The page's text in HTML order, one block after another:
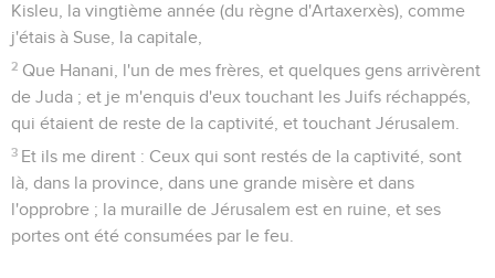
Kisleu, la vingtième année (du règne d'Artaxerxès), comme
j'étais à Suse, la capitale,
2 Que Hanani, l'un de mes frères, et quelques gens arrivèrent
de Juda ; et je m'enquis d'eux touchant les Juifs réchappés,
qui étaient de reste de la captivité, et touchant Jérusalem.
3 Et ils me dirent : Ceux qui sont restés de la captivité, sont
là, dans la province, dans une grande misère et dans
l'opprobre ; la muraille de Jérusalem est en ruine, et ses
portes ont été consumées par le feu.